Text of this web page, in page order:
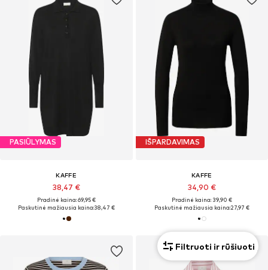
PASIŪLYMAS
KAFFE
38,47 €
Pradinė kaina: 69,95 €
Paskutinė mažiausia kaina:38,47 €
IŠPARDAVIMAS
KAFFE
34,90 €
Pradinė kaina: 39,90 €
Paskutinė mažiausia kaina:27,97 €
Filtruoti ir rūšiuoti